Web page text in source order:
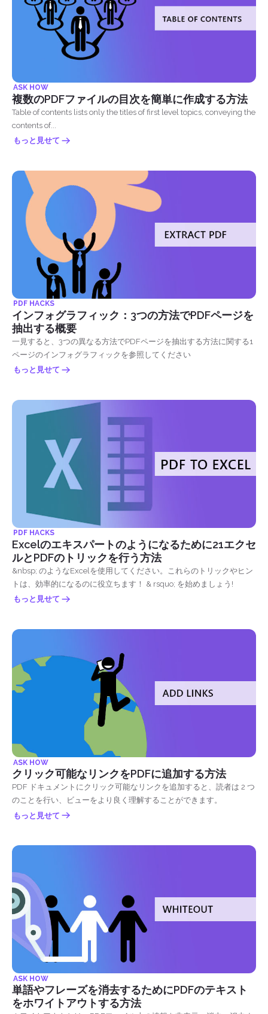
ASK HOW
複数のPDFファイルの目次を簡単に作成する方法
Table of contents lists only the titles of first level topics, conveying the
contents of...
もっと見せて
PDF HACKS
インフォグラフィック：3つの方法でPDFページを
抽出する概要
一見すると、3つの異なる方法でPDFページを抽出する方法に関する1
ページのインフォグラフィックを参照してください
もっと見せて
PDF HACKS
Excelのエキスパートのようになるために21エクセ
ルとPDFのトリックを行う方法
&nbsp; のようなExcelを使用してください。これらのトリックやヒン
トは、効率的になるのに役立ちます！ & rsquo; を始めましょう!
もっと見せて
ASK HOW
クリック可能なリンクをPDFに追加する方法
PDF ドキュメントにクリック可能なリンクを追加すると、読者は 2 つ
のことを行い、ビューをより良く理解することができます。
もっと見せて
ASK HOW
単語やフレーズを消去するためにPDFのテキスト
をホワイトアウトする方法